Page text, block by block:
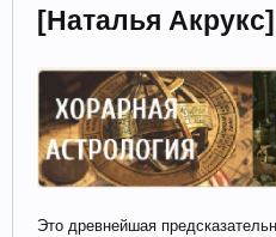
[Наталья Акрукс]
Это древнейшая